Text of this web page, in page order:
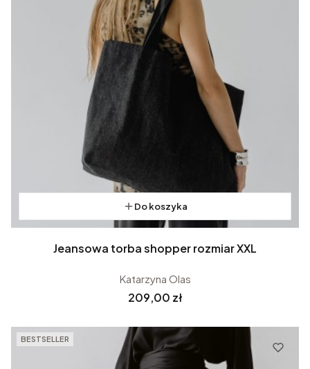
Do koszyka
Jeansowa torba shopper rozmiar XXL
Katarzyna Olas
Cena
209,00 zł
BESTSELLER